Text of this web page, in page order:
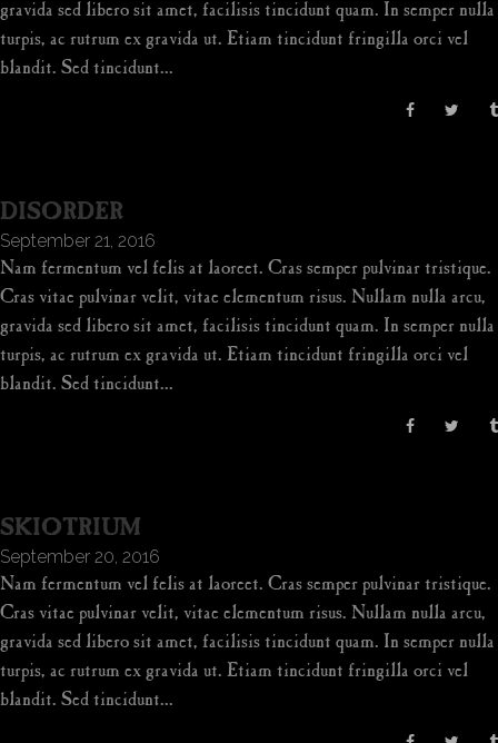
gravida sed libero sit amet, facilisis tincidunt quam. In semper nulla
turpis, ac rutrum ex gravida ut. Etiam tincidunt fringilla orci vel
blandit. Sed tincidunt...
DISORDER
September 21, 2016
Nam fermentum vel felis at laoreet. Cras semper pulvinar tristique.
Cras vitae pulvinar velit, vitae elementum risus. Nullam nulla arcu,
gravida sed libero sit amet, facilisis tincidunt quam. In semper nulla
turpis, ac rutrum ex gravida ut. Etiam tincidunt fringilla orci vel
blandit. Sed tincidunt...
SKIOTRIUM
September 20, 2016
Nam fermentum vel felis at laoreet. Cras semper pulvinar tristique.
Cras vitae pulvinar velit, vitae elementum risus. Nullam nulla arcu,
gravida sed libero sit amet, facilisis tincidunt quam. In semper nulla
turpis, ac rutrum ex gravida ut. Etiam tincidunt fringilla orci vel
blandit. Sed tincidunt...